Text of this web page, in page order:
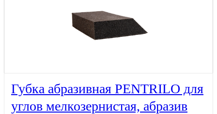
Губка абразивная PENTRILO для
углов мелкозернистая, абразив